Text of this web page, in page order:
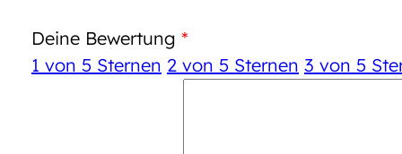
Deine Bewertung *
1 von 5 Sternen 2 von 5 Sternen 3 von 5